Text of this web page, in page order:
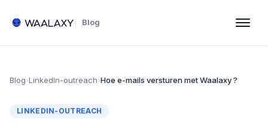
Blog
Blog›LinkedIn-outreach›Hoe e-mails versturen met Waalaxy ?
LINKEDIN-OUTREACH